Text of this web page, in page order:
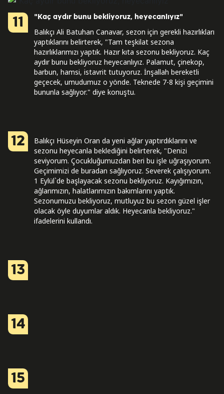
11 "Kaç aydır bunu bekliyoruz, heyecanlıyız"
Balıkçı Ali Batuhan Canavar, sezon için gerekli hazırlıkları
yaptıklarını belirterek, "Tam teşkilat sezona
hazırlıklarımızı yaptık. Hazır kıta sezonu bekliyoruz. Kaç
aydır bunu bekliyoruz heyecanlıyız. Palamut, çinekop,
barbun, hamsi, istavrit tutuyoruz. İnşallah bereketli
geçecek, umudumuz o yönde. Teknede 7-8 kişi geçimini
bununla sağlıyor." diye konuştu.
12
Balıkçı Hüseyin Oran da yeni ağlar yaptırdıklarını ve
sezonu heyecanla beklediğini belirterek, "Denizi
seviyorum. Çocukluğumuzdan beri bu işle uğraşıyorum.
Geçimimizi de buradan sağlıyoruz. Severek çalışıyorum.
1 Eylül`de başlayacak sezonu bekliyoruz. Kayığımızın,
ağlarımızın, halatlarımızın bakımlarını yaptık.
Sezonumuzu bekliyoruz, mutluyuz bu sezon güzel işler
olacak öyle duyumlar aldık. Heyecanla bekliyoruz."
ifadelerini kullandı.
13
14
15